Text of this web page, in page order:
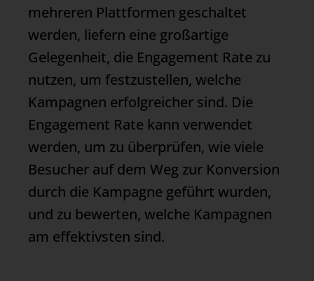
mehreren Plattformen geschaltet
werden, liefern eine großartige
Gelegenheit, die Engagement Rate zu
nutzen, um festzustellen, welche
Kampagnen erfolgreicher sind. Die
Engagement Rate kann verwendet
werden, um zu überprüfen, wie viele
Besucher auf dem Weg zur Konversion
durch die Kampagne geführt wurden,
und zu bewerten, welche Kampagnen
am effektivsten sind.